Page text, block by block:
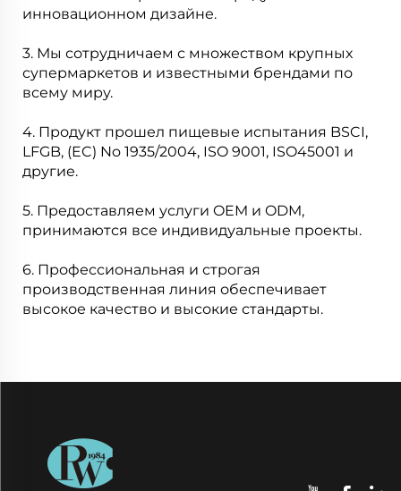
инновационном дизайне.
3. Мы сотрудничаем с множеством крупных
супермаркетов и известными брендами по
всему миру.
4. Продукт прошел пищевые испытания BSCI,
LFGB, (EC) No 1935/2004, ISO 9001, ISO45001 и
другие.
5. Предоставляем услуги OEM и ODM,
принимаются все индивидуальные проекты.
6. Профессиональная и строгая
производственная линия обеспечивает
высокое качество и высокие стандарты.